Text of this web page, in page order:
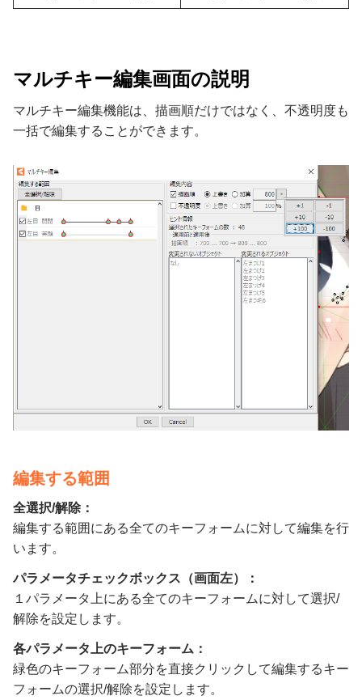
マルチキー編集画面の説明
マルチキー編集機能は、描画順だけではなく、不透明度も
一括で編集することができます。
編集する範囲
全選択/解除：
編集する範囲にある全てのキーフォームに対して編集を行
います。
パラメータチェックボックス（画面左）：
１パラメータ上にある全てのキーフォームに対して選択/
解除を設定します。
各パラメータ上のキーフォーム：
緑色のキーフォーム部分を直接クリックして編集するキー
フォームの選択/解除を設定します。